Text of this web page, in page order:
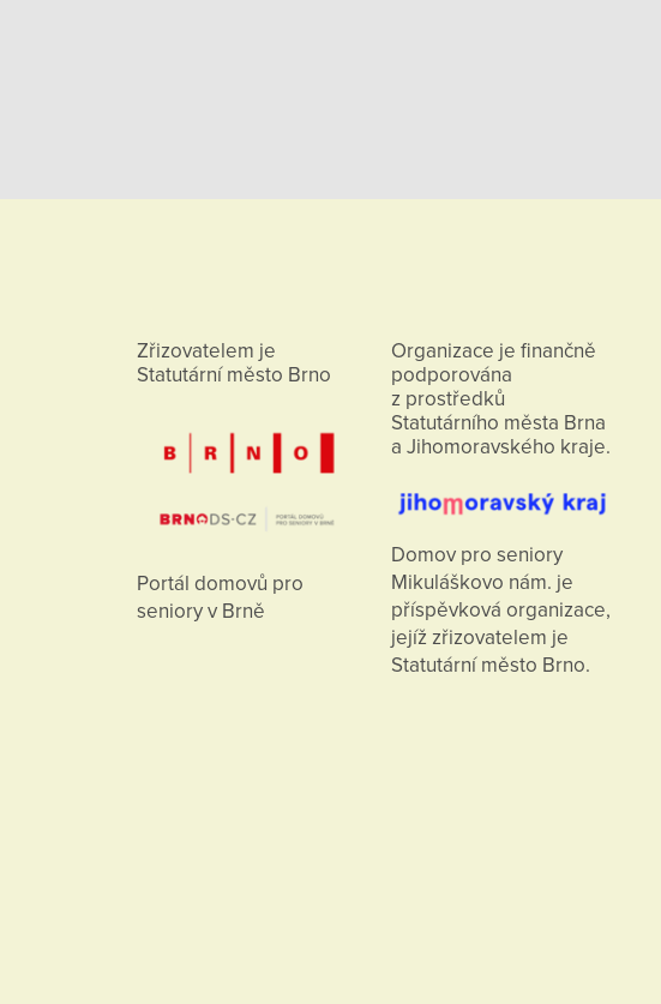
Zřizovatelem je
Statutární město Brno
Portál domovů pro
seniory v Brně
Organizace je finančně
podporována
z prostředků
Statutárního města Brna
a Jihomoravského kraje.
Domov pro seniory
Mikuláškovo nám. je
příspěvková organizace,
jejíž zřizovatelem je
Statutární město Brno.